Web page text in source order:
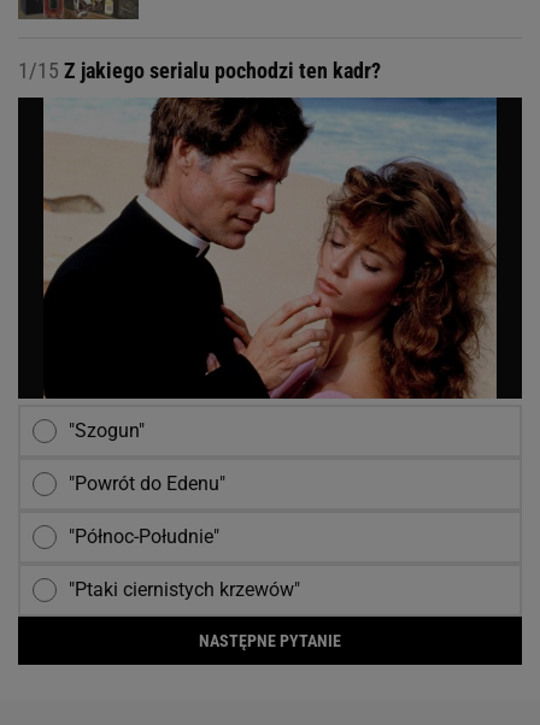
1/15 Z jakiego serialu pochodzi ten kadr?
"Szogun"
"Powrót do Edenu"
"Północ-Południe"
"Ptaki ciernistych krzewów"
NASTĘPNE PYTANIE